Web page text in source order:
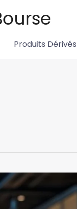
Produits Dérivés